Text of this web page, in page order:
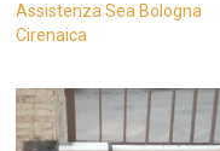
Assistenza Sea Bologna
Cirenaica